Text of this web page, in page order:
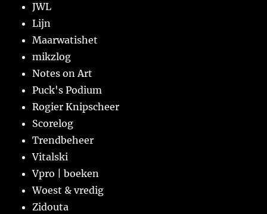
JWL
Lijn
Maarwatishet
mikzlog
Notes on Art
Puck's Podium
Rogier Knipscheer
Scorelog
Trendbeheer
Vitalski
Vpro | boeken
Woest & vredig
Zidouta